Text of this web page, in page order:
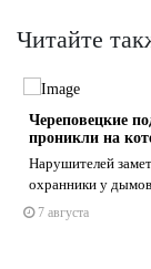
Читайте
Череповецкие
проникли на
Нарушителей
охранники у
7 августа